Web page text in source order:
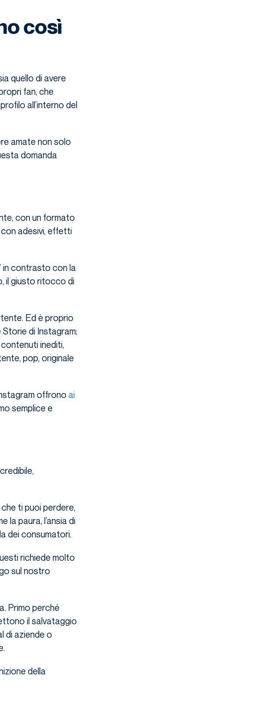
così
quello di avere
fan, che
all’interno del
amate non solo
domanda
con un formato
adesivi, effetti
in contrasto con la
il giusto ritocco di
Ed è proprio
di Instagram;
inediti,
pop, originale
offrono ai
semplice e
ti puoi perdere,
la paura, l’ansia di
dei consumatori.
richiede molto
sul nostro
Primo perché
il salvataggio
di aziende o
della